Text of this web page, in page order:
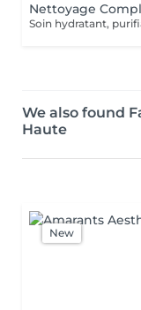
Nettoyage
We also found
Haute
New